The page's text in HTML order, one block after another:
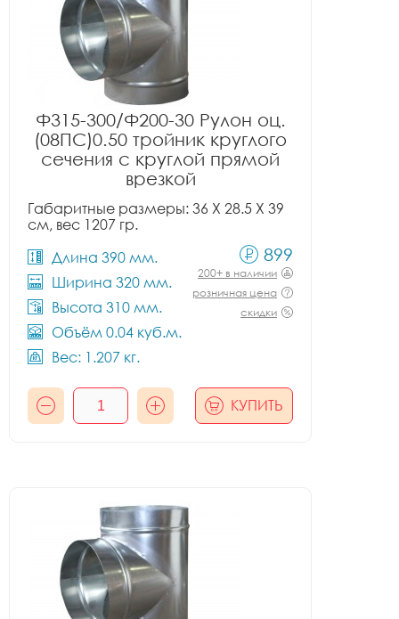
Ф315-300/Ф200-30 Рулон оц.
(08ПС)0.50 тройник круглого
сечения с круглой прямой
врезкой
Габаритные размеры: 36 X 28.5 X 39
см, вес 1207 гр.
Длина 390 мм.
Ширина 320 мм.
Высота 310 мм.
Объём 0.04 куб.м.
Вес: 1.207 кг.
899
200+ в наличии
розничная цена
скидки
КУПИТЬ